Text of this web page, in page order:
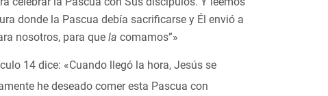
donde la Pascua debía sacrificarse y Él envió a
nosotros, para que la comamos”»
14 dice: «Cuando llegó la hora, Jesús se
he deseado comer esta Pascua con